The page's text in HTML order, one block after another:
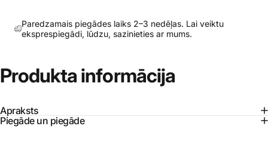
Paredzamais piegādes laiks 2–3 nedēļas. Lai veiktu
eksprespiegādi, lūdzu, sazinieties ar mums.
Produkta informācija
Apraksts
Piegāde un piegāde